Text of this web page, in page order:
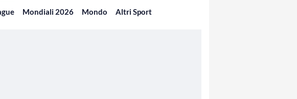
Mondiali 2026 Mondo Altri Sport